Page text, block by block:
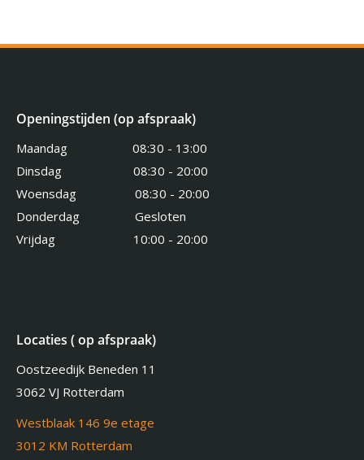
Openingstijden (op afspraak)
Maandag 08:30 - 13:00
Dinsdag 08:30 - 20:00
Woensdag 08:30 - 20:00
Donderdag Gesloten
Vrijdag 10:00 - 20:00
Locaties ( op afspraak)
Oostzeedijk Beneden 11
3062 VJ Rotterdam
Westblaak 146 9e etage
3012 KM Rotterdam